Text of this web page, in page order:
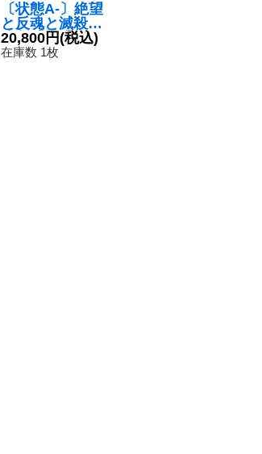
〔状態A-〕絶望
と反魂と滅殺の
決断【SR】{23
RP4SP5/SP4}
20,800円(税込)
在庫数 1枚